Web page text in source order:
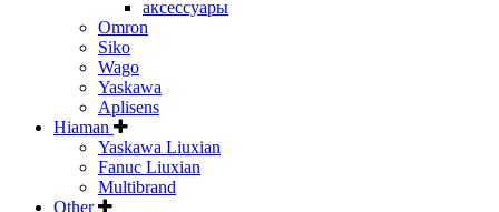
аксессуары
Omron
Siko
Wago
Yaskawa
Aplisens
Hiaman
Yaskawa Liuxian
Fanuc Liuxian
Multibrand
Other